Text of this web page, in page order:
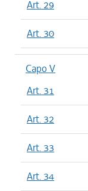
Art. 29
Art. 30
Capo V
Art. 31
Art. 32
Art. 33
Art. 34